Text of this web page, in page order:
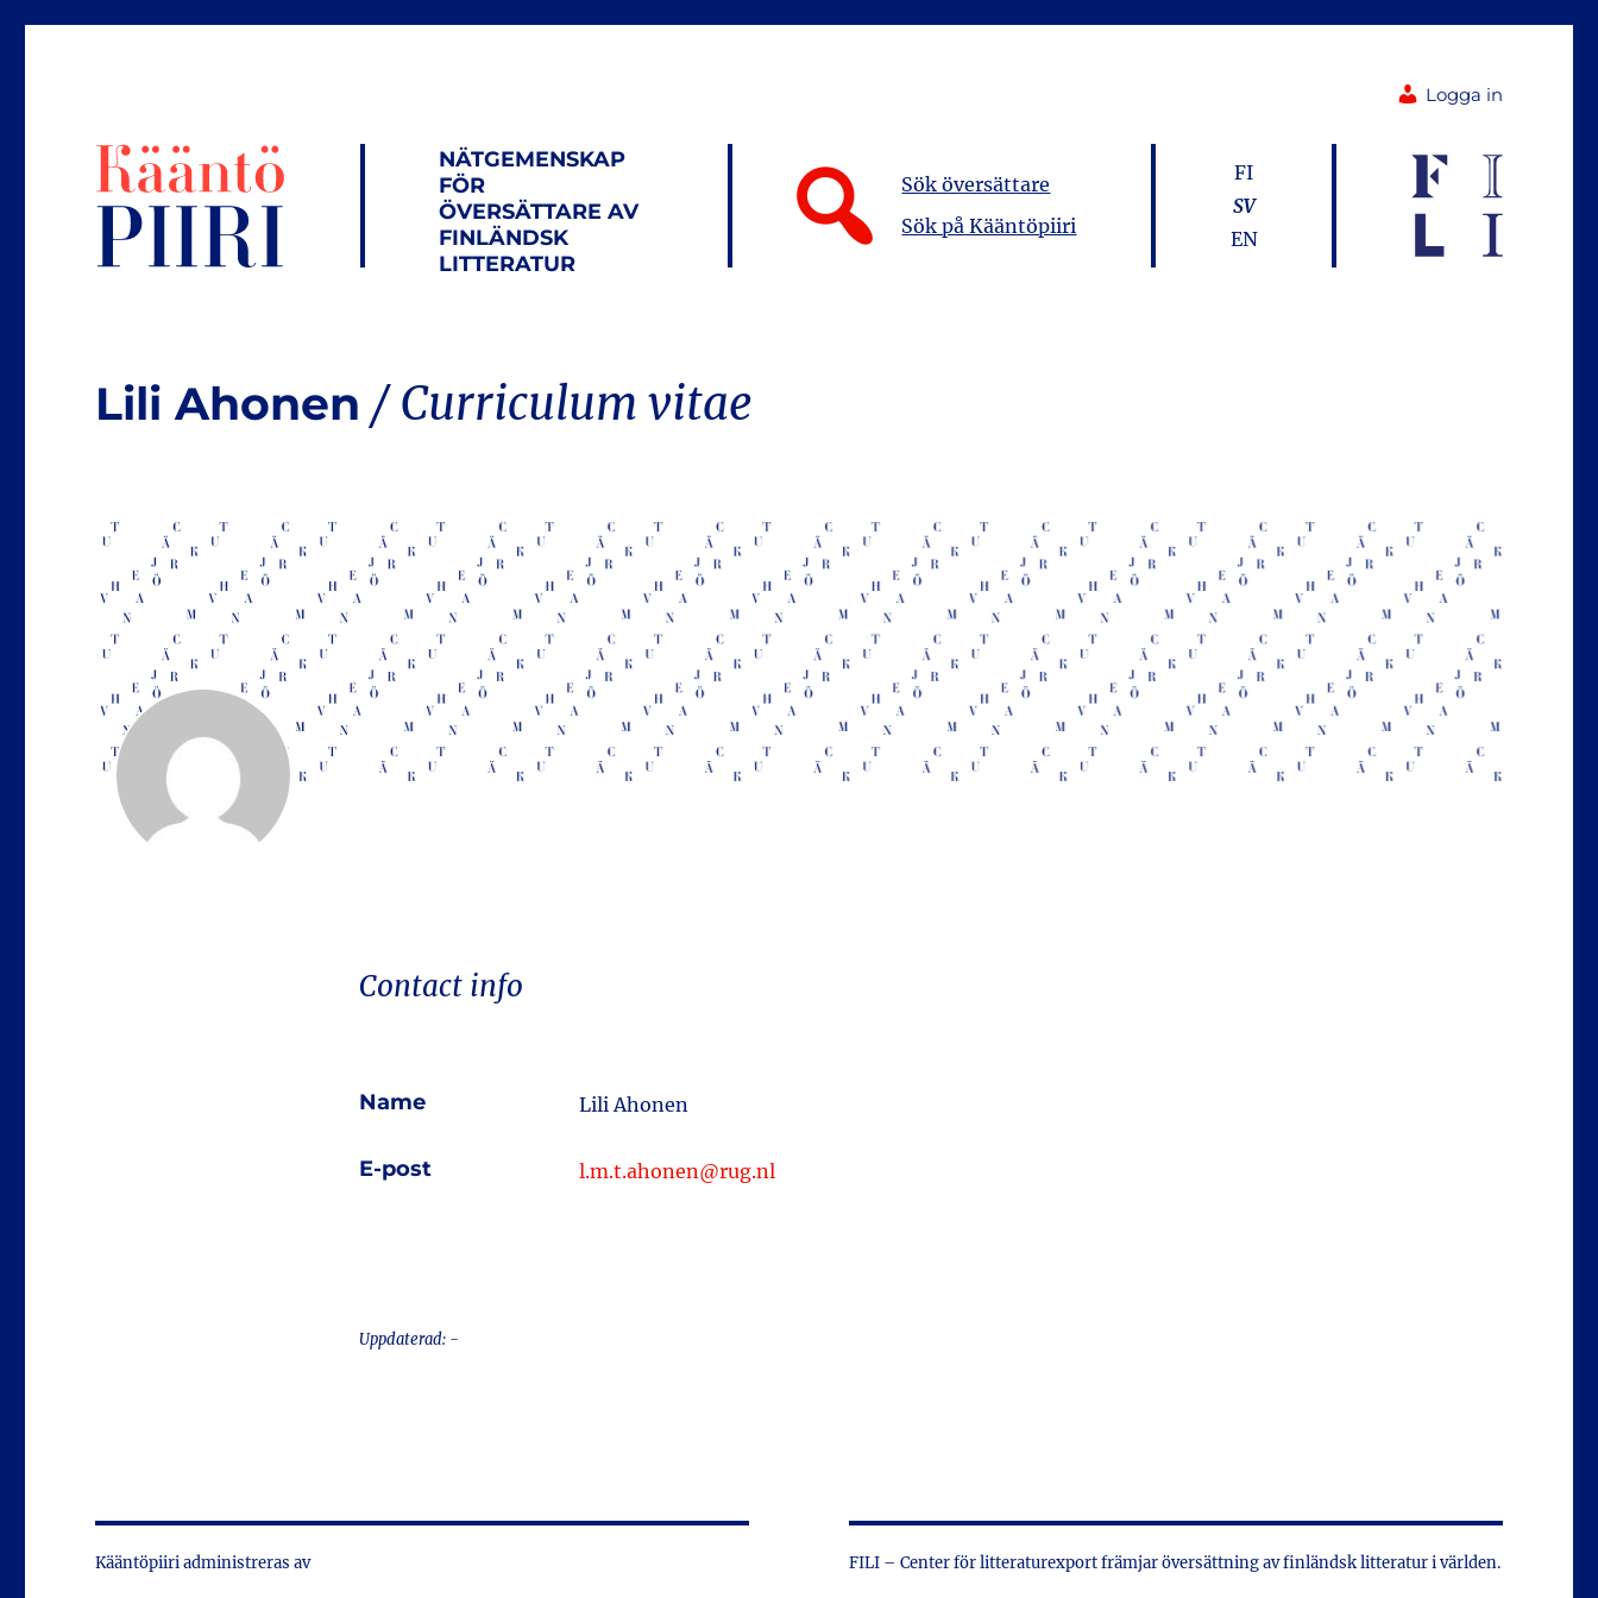
Logga in
NÄTGEMENSKAP
FÖR
ÖVERSÄTTARE AV
FINLÄNDSK
LITTERATUR
Sök översättare
Sök på Kääntöpiiri
FI
SV
EN
Lili Ahonen
Contact info
Name Lili Ahonen
E-post l.m.t.ahonen@rug.nl
Uppdaterad: -
Kääntöpiiri administreras av FILI – Center för litteraturexport främjar översättning av finländsk litteratur i världen.